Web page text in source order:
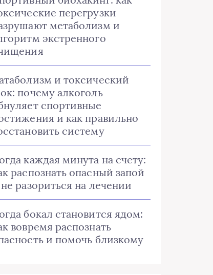
перегрузки
метаболизм и
экстренного
и токсический
почему алкоголь
спортивные
и как правильно
систему
каждая минута на счету:
распознать опасный запой
разориться на лечении
бокал становится ядом:
вовремя распознать
и помочь близкому